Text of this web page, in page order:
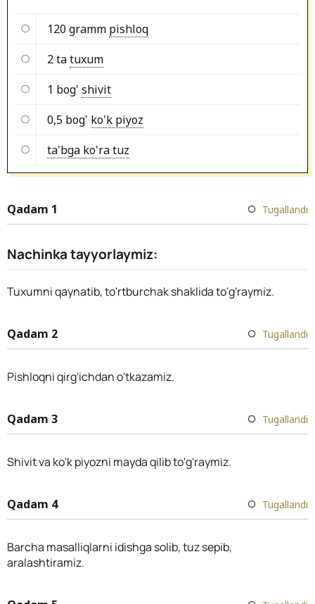
120 gramm pishloq
2 tatuxum
1 bog' shivit
0,5 bog' ko'k piyoz
ta'bga ko'ra tuz
Qadam 1 Tugallandi
Nachinka tayyorlaymiz:
Tuxumni qaynatib, to'rtburchak shaklida to'g'raymiz.
Qadam 2 Tugallandi
Pishloqni qirg'ichdan o'tkazamiz.
Qadam 3 Tugallandi
Shivit va ko'k piyozni mayda qilib to'g'raymiz.
Qadam 4 Tugallandi
Barcha masalliqlarni idishga solib, tuz sepib,
aralashtiramiz.